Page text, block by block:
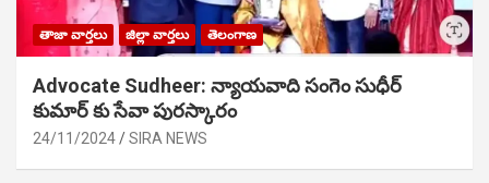
తాజా వార్తలు జిల్లా వార్తలు తెలంగాణ
Advocate Sudheer: న్యాయవాది సంగెం సుధీర్
కుమార్ కు సేవా పురస్కారం
24/11/2024 SIRA NEWS